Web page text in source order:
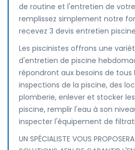
de routine et l'entretien de
remplissez simplement notre
recevez 3 devis entretien
Les piscinistes offrons une
d'entretien de piscine
répondront aux besoins de tous
inspections de la piscine, des
plomberie, enlever et stocker
piscine, remplir l'eau à son
inspecter l'équipement de
UN SPÉCIALISTE VOUS PROPOSERA